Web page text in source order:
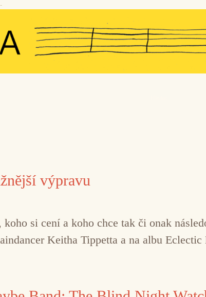
výpravu
si cení a koho chce tak či onak
Keitha Tippetta a na albu Eclectic